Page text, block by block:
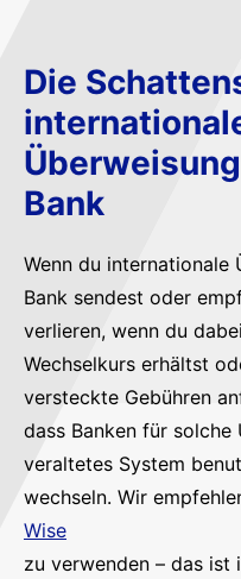
Die
Bank
Wenn du internationale
Bank sendest oder
verlieren, wenn du
Wechselkurs erhältst
versteckte Gebühren
dass Banken für solche
veraltetes System
wechseln. Wir
Wise
zu verwenden – das ist